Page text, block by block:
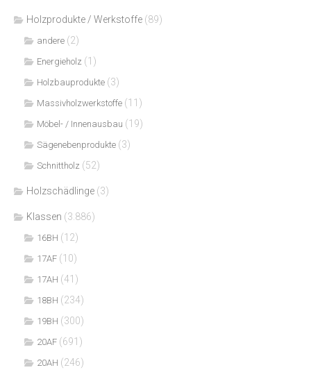
Holzprodukte / Werkstoffe (89)
andere (2)
Energieholz (1)
Holzbauprodukte (3)
Massivholzwerkstoffe (11)
Möbel- / Innenausbau (19)
Sägenebenprodukte (3)
Schnittholz (52)
Holzschädlinge (3)
Klassen (3.886)
16BH (12)
17AF (10)
17AH (41)
18BH (234)
19BH (300)
20AF (691)
20AH (246)